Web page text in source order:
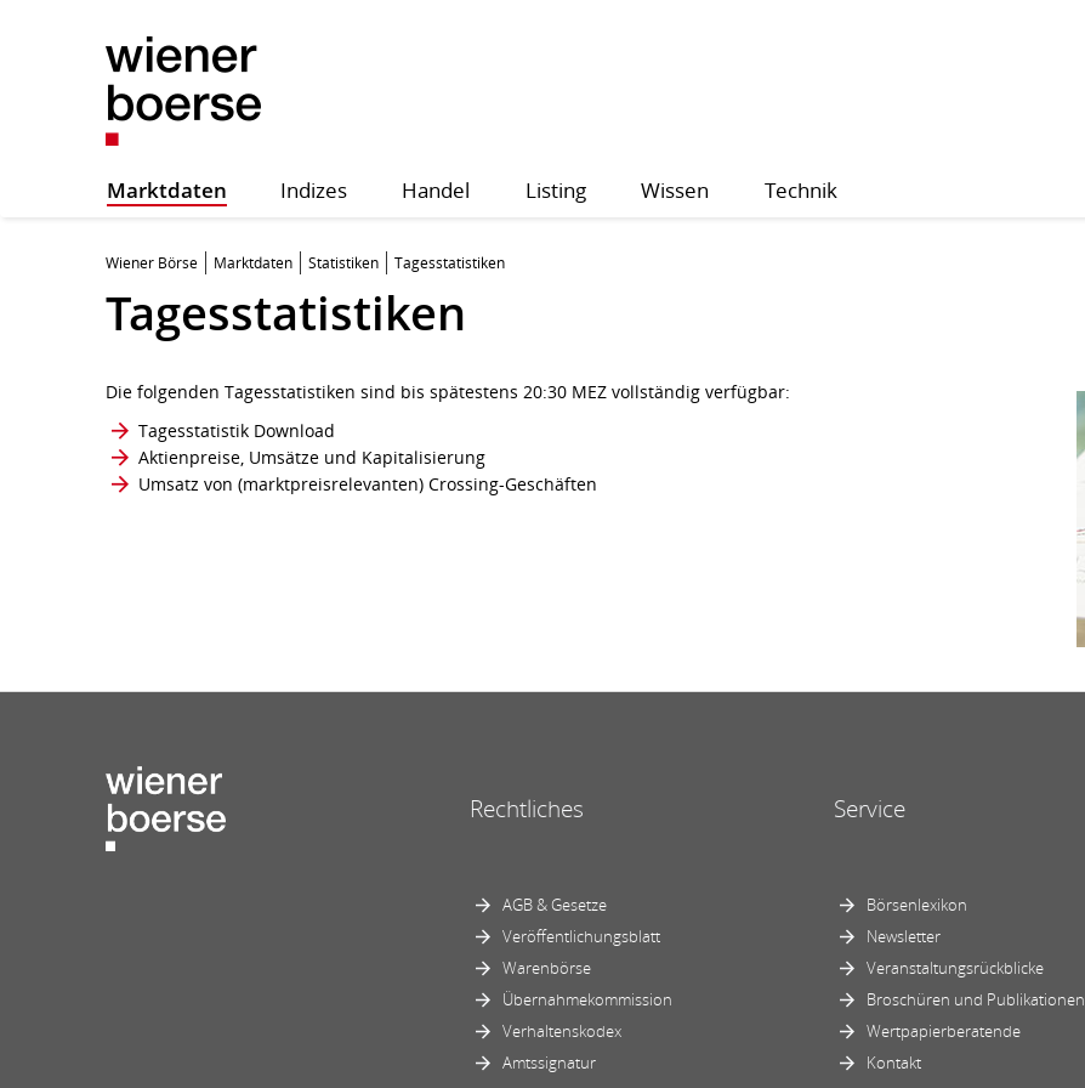
Marktdaten Indizes Handel Listing Wissen Technik
Wiener Börse Marktdaten Statistiken Tagesstatistiken
Tagesstatistiken
Die folgenden Tagesstatistiken sind bis spätestens 20:30 MEZ vollständig verfügbar:
Tagesstatistik Download
Aktienpreise, Umsätze und Kapitalisierung
Umsatz von (marktpreisrelevanten) Crossing-Geschäften
Rechtliches
AGB & Gesetze
Veröffentlichungsblatt
Warenbörse
Übernahmekommission
Verhaltenskodex
Amtssignatur
Service
Börsenlexikon
Newsletter
Veranstaltungsrückblicke
Broschüren und Publikationen
Wertpapierberatende
Kontakt